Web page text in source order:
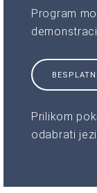
Program
Prilikom
odabrati